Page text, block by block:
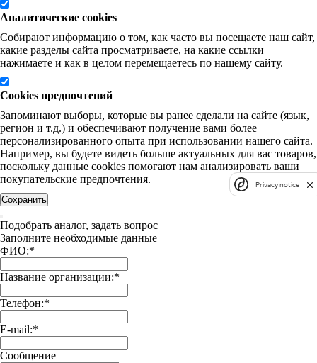
Аналитические cookies
Собирают информацию о том, как часто вы посещаете наш сайт,
какие разделы сайта просматриваете, на какие ссылки
нажимаете и как в целом перемещаетесь по нашему сайту.
Cookies предпочтений
Запоминают выборы, которые вы ранее сделали на сайте (язык,
регион и т.д.) и обеспечивают получение вами более
персонализированного опыта при использовании нашего сайта.
Например, вы будете видеть больше актуальных для вас товаров,
поскольку данные cookies помогают нам анализировать ваши
покупательские предпочтения.
Сохранить
Подобрать аналог, задать вопрос
Заполните необходимые данные
ФИО:*
Название организации:*
Телефон:*
E-mail:*
Сообщение
Privacy notice